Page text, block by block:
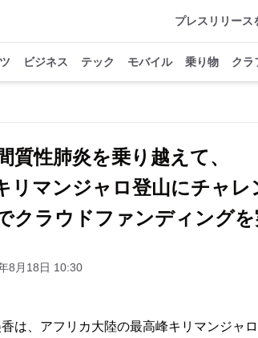
プレスリリース
ビジネス テック モバイル 乗り物 クラ
質性肺炎を乗り越えて、
リマンジャロ登山にチャレ
クラウドファンディングを
8月18日 10:30
は、アフリカ大陸の最高峰キリマンジャ